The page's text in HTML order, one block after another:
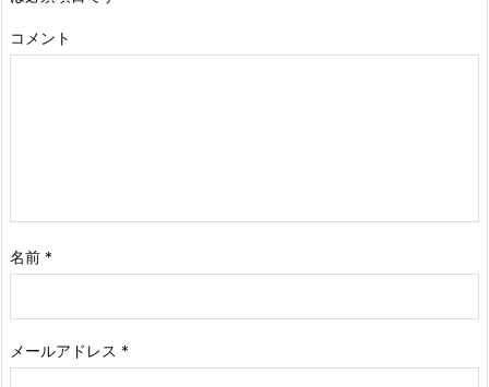
コメント
名前 *
メールアドレス *